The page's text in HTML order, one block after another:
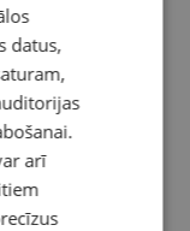
datus,
arī